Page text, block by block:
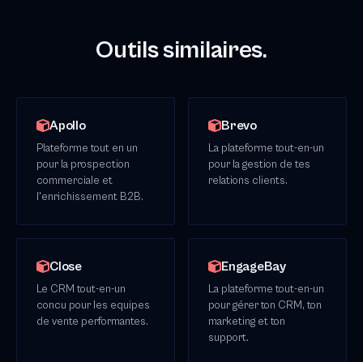
Outils similaires.
Apollo
Plateforme tout en un
pour la prospection
commerciale et
l'enrichissement B2B.
Brevo
La plateforme tout-en-un
pour la gestion de tes
relations clients.
Close
Le CRM tout-en-un
concu pour les equipes
de vente performantes.
EngageBay
La plateforme tout-en-un
pour gérer ton CRM, ton
marketing et ton
support.